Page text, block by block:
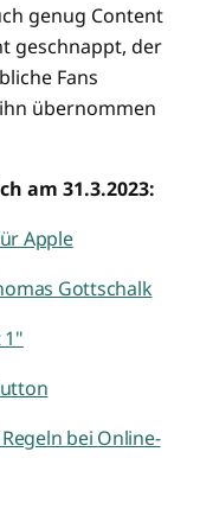
genug Content
geschnappt, der
Fans
übernommen
am 31.3.2023:
Apple
Gottschalk
1"
bei Online-